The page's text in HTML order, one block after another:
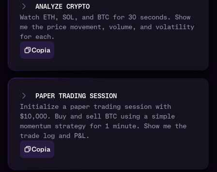
ANALYZE CRYPTO
Watch ETH, SOL, and BTC for 30 seconds. Show
me the price movement, volume, and volatility
for each.
Copia
PAPER TRADING SESSION
Initialize a paper trading session with
$10,000. Buy and sell BTC using a simple
momentum strategy for 1 minute. Show me the
trade log and P&L.
Copia